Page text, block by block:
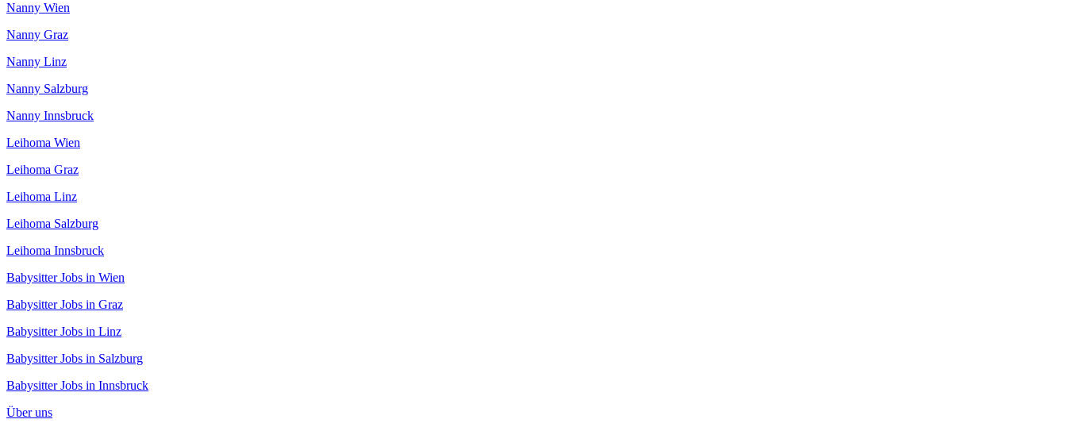
Nanny Wien
Nanny Graz
Nanny Linz
Nanny Salzburg
Nanny Innsbruck
Leihoma Wien
Leihoma Graz
Leihoma Linz
Leihoma Salzburg
Leihoma Innsbruck
Babysitter Jobs in Wien
Babysitter Jobs in Graz
Babysitter Jobs in Linz
Babysitter Jobs in Salzburg
Babysitter Jobs in Innsbruck
Über uns